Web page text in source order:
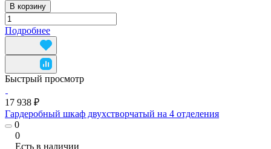
В корзину
Подробнее
Быстрый просмотр
17 938 ₽
Гардеробный шкаф двухстворчатый на 4 отделения
0
0
Есть в наличии